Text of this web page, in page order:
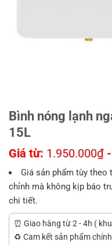
Bình nóng lạnh
15L
Giá từ: 1.950.000₫ -
Giá sản phẩm tùy theo
chỉnh mà không kịp báo
chi tiết.
⏰ Giao hàng từ 2 - 4h (
♻️ Cam kết sản phẩm